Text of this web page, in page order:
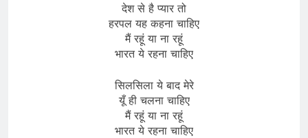
देश से है प्यार तो
हरपल यह कहना चाहिए
मैं रहूं या ना रहूं
भारत ये रहना चाहिए
सिलसिला ये बाद मेरे
यूँ ही चलना चाहिए
मैं रहूं या ना रहूं
भारत ये रहना चाहिए